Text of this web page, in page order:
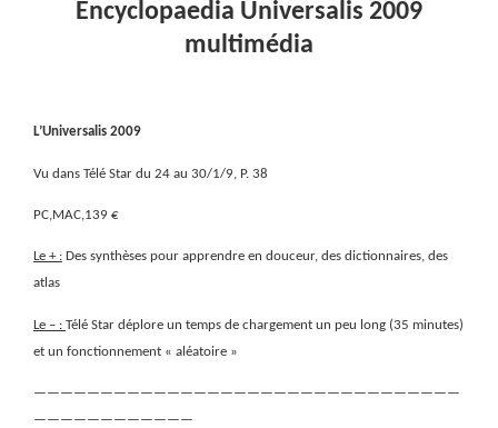
Encyclopaedia Universalis 2009
multimédia
L’Universalis 2009
Vu dans Télé Star du 24 au 30/1/9, P. 38
PC,MAC,139 €
Le + : Des synthèses pour apprendre en douceur, des dictionnaires, des
atlas
Le – : Télé Star déplore un temps de chargement un peu long (35 minutes)
et un fonctionnement « aléatoire »
————————————————————————————————
————————————